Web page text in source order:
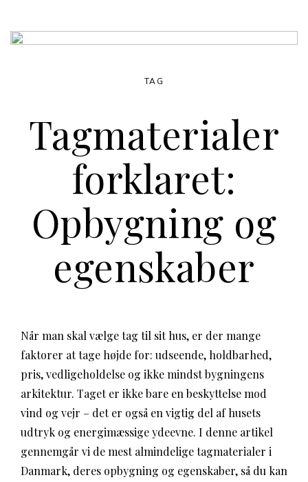
Tagmaterialer
forklaret:
Opbygning og
egenskaber
TAG
Når man skal vælge tag til sit hus, er der mange
faktorer at tage højde for: udseende, holdbarhed,
pris, vedligeholdelse og ikke mindst bygningens
arkitektur. Taget er ikke bare en beskyttelse mod
vind og vejr – det er også en vigtig del af husets
udtryk og energimæssige ydeevne. I denne artikel
gennemgår vi de mest almindelige tagmaterialer i
Danmark, deres opbygning og egenskaber, så du kan